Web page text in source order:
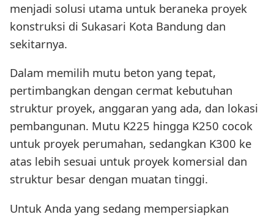
menjadi solusi utama untuk beraneka proyek
konstruksi di Sukasari Kota Bandung dan
sekitarnya.
Dalam memilih mutu beton yang tepat,
pertimbangkan dengan cermat kebutuhan
struktur proyek, anggaran yang ada, dan lokasi
pembangunan. Mutu K225 hingga K250 cocok
untuk proyek perumahan, sedangkan K300 ke
atas lebih sesuai untuk proyek komersial dan
struktur besar dengan muatan tinggi.
Untuk Anda yang sedang mempersiapkan